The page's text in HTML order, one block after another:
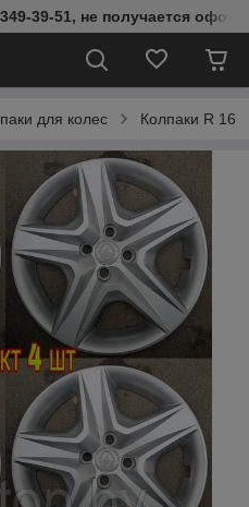
39-51, не получается
для колес Колпаки R 16